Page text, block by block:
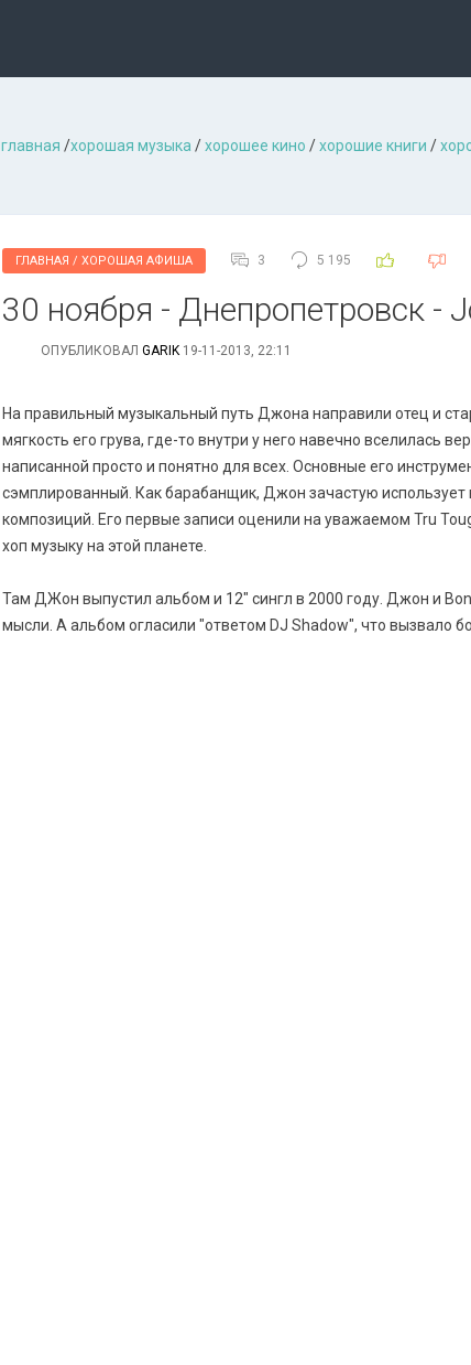
главная /хорошая музыкa /хорошее кино /хорошие книги /
ГЛАВНАЯ / ХОРОШАЯ АФИША 3 5 195
30 ноября - Днепропетровск -
ОПУБЛИКОВАЛ GARIK 19-11-2013, 22:11
На правильный музыкальный путь Джона направили отец и
мягкость его грува, где-то внутри у него навечно вселилась
написанной просто и понятно для всех. Основные его
сэмплированный. Как барабанщик, Джон зачастую
композиций. Его первые записи оценили на уважаемом Tru
хоп музыку на этой планете.
Там ДЖон выпустил альбом и 12" сингл в 2000 году. Джон и
мысли. А альбом огласили "ответом DJ Shadow", что вызвало